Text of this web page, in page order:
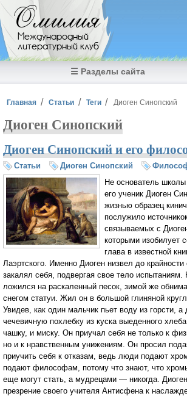
Перейти к основному содержанию
Омилия
Международный
литературный клуб
☰ Разделы сайта
Вы здесь
Главная Статьи Теги Диоген Синопский
Диоген Синопский
Диоген Синопский и его
Статьи Диоген Синопский
Не основатель
его ученик Диоген
жизнью образец
послужило
связываемых с
которыми изобилует
глава в известной
Лаэртского. Именно Диоген низвел до крайности
закалял себя, подвергая свое тело
ложился на раскаленный песок, зимой же
снегом статуи. Жил он в большой глиняной
Увидев, как один мальчик пьет воду из горсти, а
чечевичную похлебку из куска выеденного
чашку, и миску. Он приучал себя не только к
но и к нравственным унижениям. Он просил
приучить себя к отказам, ведь люди подают
подают философам, потому что знают, что
еще могут стать, а мудрецами — никогда.
презрение своего учителя Антисфена к